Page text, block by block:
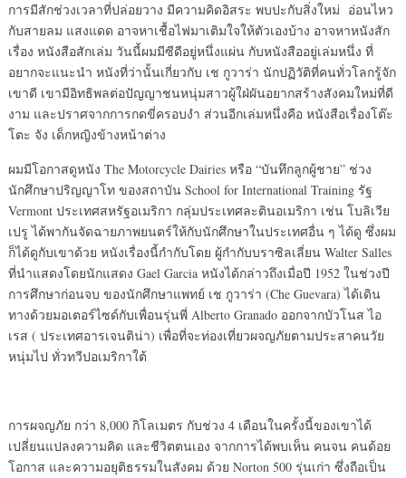
การมีสักช่วงเวลาที่ปล่อยวาง มีความคิดอิสระ พบปะกับสิ่งใหม่ อ่อนไหว
กับสายลม แสงแดด อาจหาเชื้อไฟมาเติมใจให้ตัวเองบ้าง อาจหาหนังสัก
เรื่อง หนังสือสักเล่ม วันนี้ผมมีซีดีอยู่หนึ่งแผ่น กับหนังสืออยู่เล่มหนึ่ง ที่
อยากจะแนะนำ หนังที่ว่านั้นเกี่ยวกับ เช กูวาร่า นักปฏิวัติที่คนทั่วโลกรู้จัก
เขาดี เขามีอิทธิพลต่อปัญญาชนหนุ่มสาวผู้ใฝ่ผันอยากสร้างสังคมใหม่ที่ดี
งาม และปราศจากการกดขี่ครอบงำ ส่วนอีกเล่มหนึ่งคือ หนังสือเรื่องโต๊ะ
โตะ จัง เด็กหญิงข้างหน้าต่าง
ผมมีโอกาสดูหนัง The Motorcycle Dairies หรือ “บันทึกลูกผู้ชาย” ช่วง
นักศึกษาปริญญาโท ของสถาบัน School for International Training รัฐ
Vermont ประเทศสหรัฐอเมริกา กลุ่มประเทศละตินอเมริกา เช่น โบลิเวีย
เปรู ได้พากันจัดฉายภาพยนตร์ให้กับนักศึกษาในประเทศอื่น ๆ ได้ดู ซึ่งผม
ก็ได้ดูกับเขาด้วย หนังเรื่องนี้กำกับโดย ผู้กำกับบราซิลเลี่ยน Walter Salles
ที่นำแสดงโดยนักแสดง Gael Garcia หนังได้กล่าวถึงเมื่อปี 1952 ในช่วงปี
การศึกษาก่อนจบ ของนักศึกษาแพทย์ เช กูวาร่า (Che Guevara) ได้เดิน
ทางด้วยมอเตอร์ไซด์กับเพื่อนรุ่นพี่ Alberto Granado ออกจากบัวโนส ไอ
เรส ( ประเทศอารเจนติน่า) เพื่อที่จะท่องเที่ยวผจญภัยตามประสาคนวัย
หนุ่มไป ทั่วทวีปอเมริกาใต้
การผจญภัย กว่า 8,000 กิโลเมตร กับช่วง 4 เดือนในครั้งนี้ของเขาได้
เปลี่ยนแปลงความคิด และชีวิตตนเอง จากการได้พบเห็น คนจน คนด้อย
โอกาส และความอยุติธรรมในสังคม ด้วย Norton 500 รุ่นเก่า ซึ่งถือเป็น